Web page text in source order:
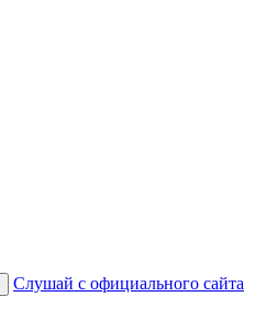
Слушай с официального сайта